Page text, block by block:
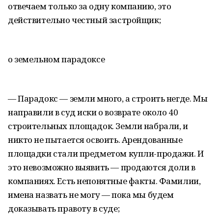
отвечаем только за одну компанию, это
действительно честный застройщик;
о земельном парадоксе
— Парадокс — земли много, а строить негде. Мы
направили в суд иски о возврате около 40
строительных площадок. Земли набрали, и
никто не пытается освоить. Арендованные
площадки стали предметом купли-продажи. И
это невозможно выявить — продаются доли в
компаниях. Есть непонятные факты. Фамилии,
имена назвать не могу — пока мы будем
доказывать правоту в суде;